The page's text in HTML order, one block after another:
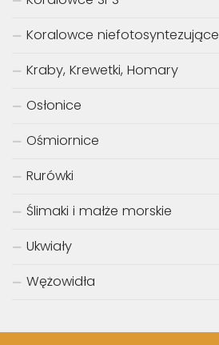
Koralowce niefotosyntezujące
Kraby, Krewetki, Homary
Osłonice
Ośmiornice
Rurówki
Ślimaki i małże morskie
Ukwiały
Wężowidła